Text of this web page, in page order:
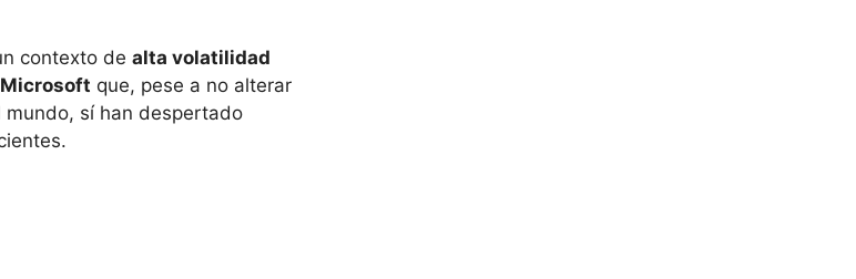
contexto de alta volatilidad
que, pese a no alterar
mundo, sí han despertado